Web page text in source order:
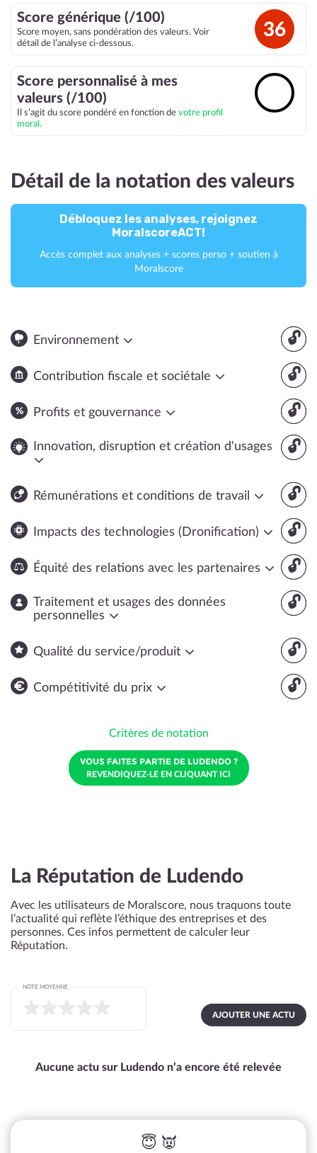
Score générique (/100)
Score moyen, sans pondération des valeurs. Voir
détail de l’analyse ci-dessous.
36
Score personnalisé à mes
valeurs (/100)
Il s’agit du score pondéré en fonction de votre profil
moral.
Détail de la notation des valeurs
Débloquez les analyses, rejoignez
MoralscoreACT!
Accès complet aux analyses + scores perso + soutien à
Moralscore
🔓
Environnement
🔓
Contribution fiscale et sociétale
🔓
Profits et gouvernance
🔓
Innovation, disruption et création d'usages
🔓
Rémunérations et conditions de travail
🔓
Impacts des technologies (Dronification)
🔓
Équité des relations avec les partenaires
🔓
Traitement et usages des données
personnelles
🔓
Qualité du service/produit
🔓
Compétitivité du prix
Critères de notation
VOUS FAITES PARTIE DE LUDENDO ?
REVENDIQUEZ-LE EN CLIQUANT ICI
La Réputation de Ludendo
Avec les utilisateurs de Moralscore, nous traquons toute
l’actualité qui reflète l’éthique des entreprises et des
personnes. Ces infos permettent de calculer leur
Réputation.
AJOUTER UNE ACTU
NOTE MOYENNE
Aucune actu sur Ludendo n’a encore été relevée
😇 👿